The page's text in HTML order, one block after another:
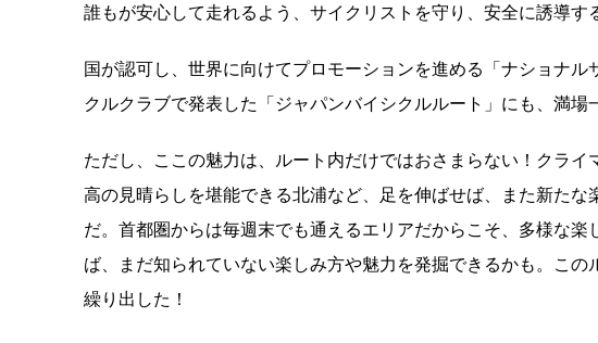
誰もが安心して走れるよう、サイクリストを守り、安全に誘導す
国が認可し、世界に向けてプロモーションを進める「ナショナ
クルクラブで発表した「ジャパンバイシクルルート」にも、満場
ただし、ここの魅力は、ルート内だけではおさまらない！クラ
高の見晴らしを堪能できる北浦など、足を伸ばせば、また新た
だ。首都圏からは毎週末でも通えるエリアだからこそ、多様な
ば、まだ知られていない楽しみ方や魅力を発掘できるかも。こ
繰り出した！